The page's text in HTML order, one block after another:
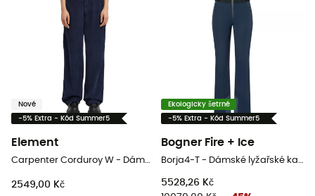
Nové
-5% Extra - Kód Summer5
Element
Carpenter Corduroy W - Dámské kalhoty
2549,00 Kč
Ekologicky šetrné
-5% Extra - Kód Summer5
Bogner Fire + Ice
Borja4-T - Dámské lyžařské kalhoty
5528,26 Kč